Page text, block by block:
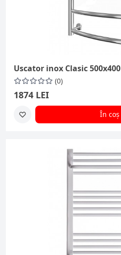
Uscator inox Clasic 500x400
(0)
1874 LEI
În coș